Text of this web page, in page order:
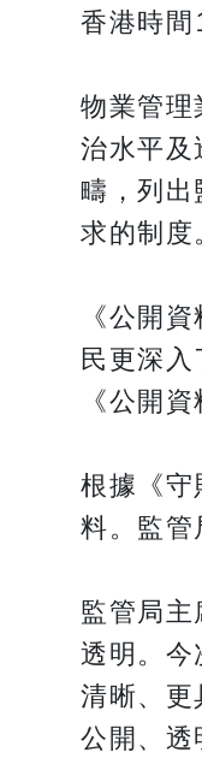
香港時
物業管理
治水平
疇，列
求的制度
《公開
民更深
《公開
根據《
料。監管
監管局
透明。
清晰、
公開、